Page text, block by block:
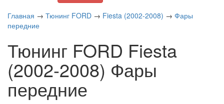
Главная → Тюнинг FORD → Fiesta (2002-2008) → Фары
передние
Тюнинг FORD Fiesta
(2002-2008) Фары
передние